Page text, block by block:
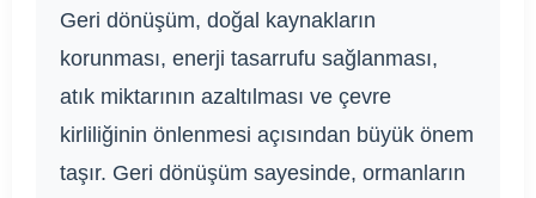
Geri dönüşüm, doğal kaynakların
korunması, enerji tasarrufu sağlanması,
atık miktarının azaltılması ve çevre
kirliliğinin önlenmesi açısından büyük önem
taşır. Geri dönüşüm sayesinde, ormanların